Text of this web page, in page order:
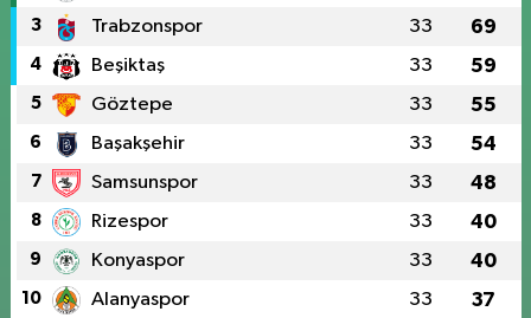
3 Trabzonspor 33 69
4 Beşiktaş 33 59
5 Göztepe 33 55
6 Başakşehir 33 54
7 Samsunspor 33 48
8 Rizespor 33 40
9 Konyaspor 33 40
10 Alanyaspor 33 37